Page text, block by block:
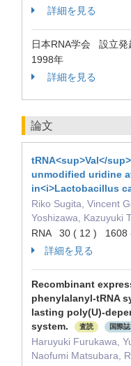
詳細を見る
日本RNA学会 設立発
1998年
詳細を見る
論文
tRNA<sup>Val</
unmodified uridine
in<i>Lactobacillus
Riko Sugita, Vincent
Yoshizawa, Kazuyuki
RNA 30 ( 12 ) 1608
詳細を見る
Recombinant
phenylalanyl-tRNA
lasting poly(U)-
system.
査読 国際誌
Haruyuki Furukawa,
Naofumi Matsubara,